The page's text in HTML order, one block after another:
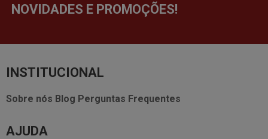
NOVIDADES E PROMOÇÕES!
INSTITUCIONAL
Sobre nós Blog Perguntas Frequentes
AJUDA